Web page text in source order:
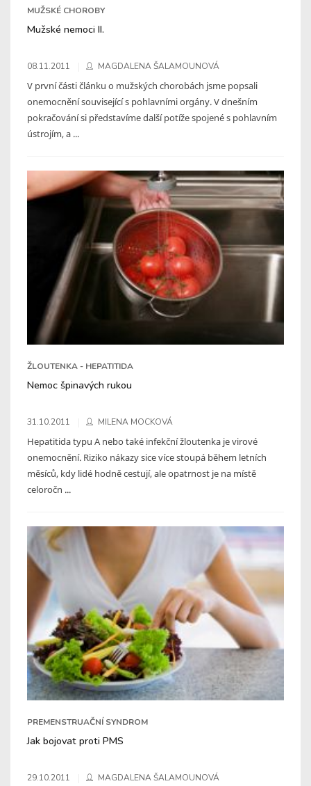
MUŽSKÉ CHOROBY
Mužské nemoci II.
08.11.2011 MAGDALENA ŠALAMOUNOVÁ
V první části článku o mužských chorobách jsme popsali
onemocnění související s pohlavními orgány. V dnešním
pokračování si představíme další potíže spojené s pohlavním
ústrojím, a ...
ŽLOUTENKA - HEPATITIDA
Nemoc špinavých rukou
31.10.2011 MILENA MOCKOVÁ
Hepatitida typu A nebo také infekční žloutenka je virové
onemocnění. Riziko nákazy sice více stoupá během letních
měsíců, kdy lidé hodně cestují, ale opatrnost je na místě
celoročn ...
PREMENSTRUAČNÍ SYNDROM
Jak bojovat proti PMS
29.10.2011 MAGDALENA ŠALAMOUNOVÁ